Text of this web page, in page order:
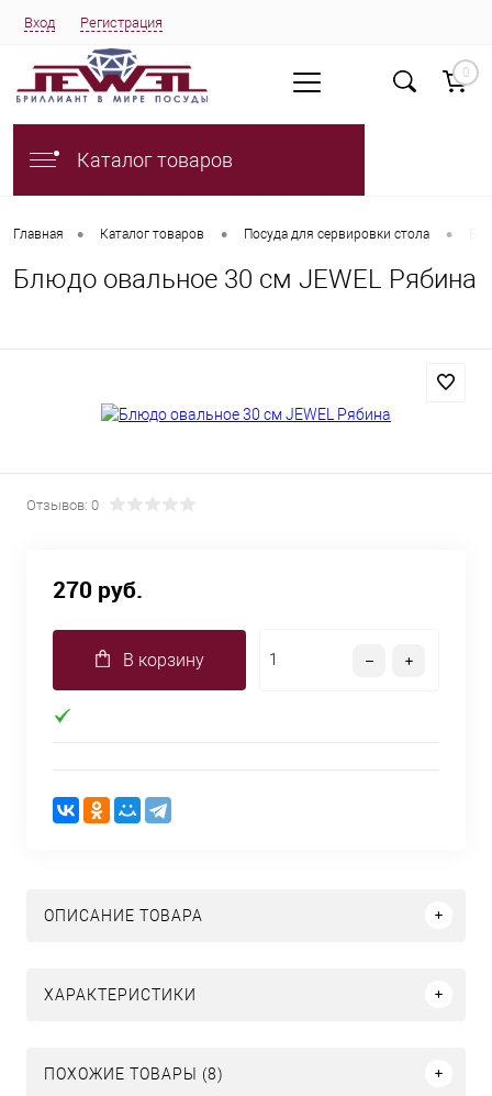
Вход Регистрация
0
Каталог товаров
Главная • Каталог товаров • Посуда для сервировки стола •
Блюдо овальное 30 см JEWEL Рябина
Отзывов: 0
270 руб.
В корзину
ОПИСАНИЕ ТОВАРА
ХАРАКТЕРИСТИКИ
ПОХОЖИЕ ТОВАРЫ (8)